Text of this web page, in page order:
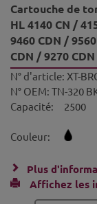
Cartouche de
HL 4140 CN /
9460 CDN /
CDN / 9270
N° d'article: XT-
N° OEM: TN-320
Capacité:
2500
Couleur:
Plus
Affichez les